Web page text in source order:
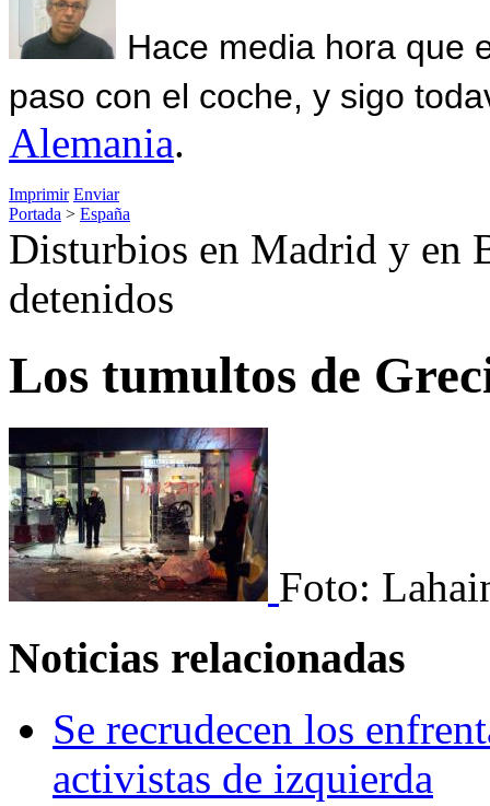
Hace media hora que
paso con el coche, y sigo
Alemania.
Imprimir Enviar
Portada > España
Disturbios en Madrid y en
detenidos
Los tumultos de
Foto:
Noticias relacionadas
Se recrudecen los
activistas de izquierda